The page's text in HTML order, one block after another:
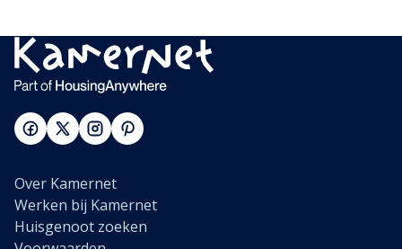
Over Kamernet
Werken bij Kamernet
Huisgenoot zoeken